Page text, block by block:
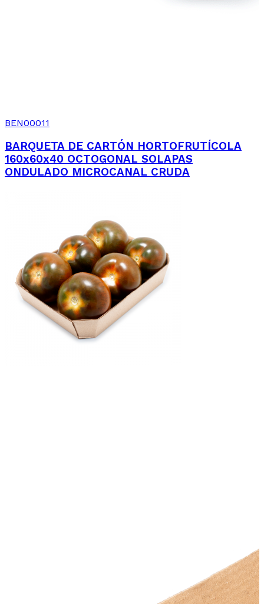
BEN00011
BARQUETA DE CARTÓN HORTOFRUTÍCOLA
160x60x40 OCTOGONAL SOLAPAS
ONDULADO MICROCANAL CRUDA